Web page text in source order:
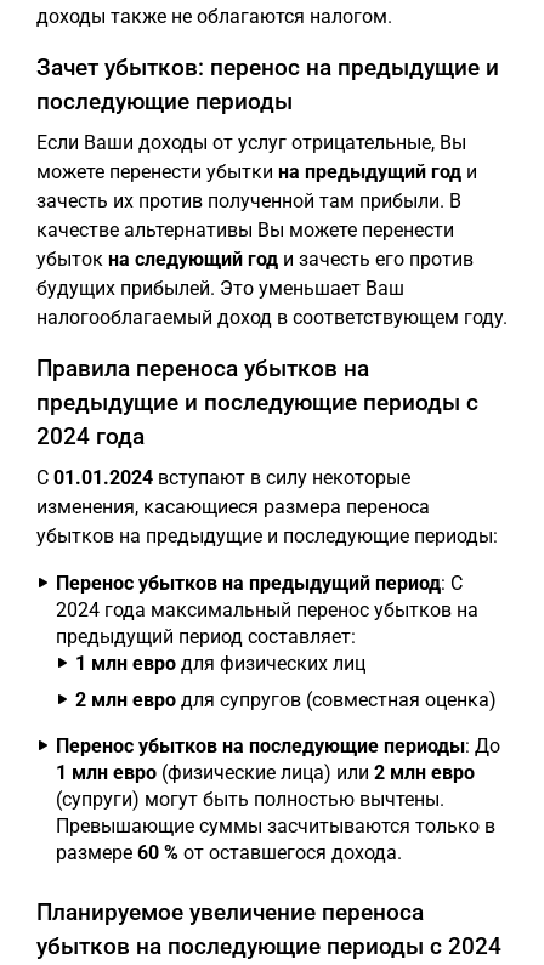
доходы также не облагаются налогом.
Зачет убытков: перенос на предыдущие и
последующие периоды
Если Ваши доходы от услуг отрицательные, Вы
можете перенести убытки на предыдущий год и
зачесть их против полученной там прибыли. В
качестве альтернативы Вы можете перенести
убыток на следующий год и зачесть его против
будущих прибылей. Это уменьшает Ваш
налогооблагаемый доход в соответствующем году.
Правила переноса убытков на
предыдущие и последующие периоды с
2024 года
С 01.01.2024 вступают в силу некоторые
изменения, касающиеся размера переноса
убытков на предыдущие и последующие периоды:
Перенос убытков на предыдущий период: С
2024 года максимальный перенос убытков на
предыдущий период составляет:
1 млн евро для физических лиц
2 млн евро для супругов (совместная оценка)
Перенос убытков на последующие периоды: До
1 млн евро (физические лица) или 2 млн евро
(супруги) могут быть полностью вычтены.
Превышающие суммы засчитываются только в
размере 60 % от оставшегося дохода.
Планируемое увеличение переноса
убытков на последующие периоды с 2024